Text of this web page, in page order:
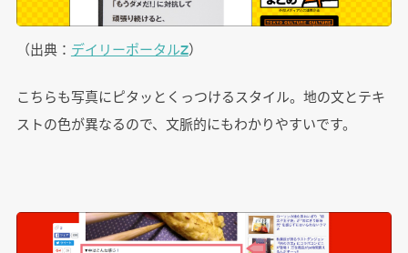
（出典： デイリーポータルZ）
こちらも写真にピタッとくっつけるスタイル。地の文とテキ
ストの色が異なるので、文脈的にもわかりやすいです。